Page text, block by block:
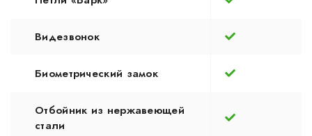
Видезвонок
Биометрический замок
Отбойник из нержавеющей
стали